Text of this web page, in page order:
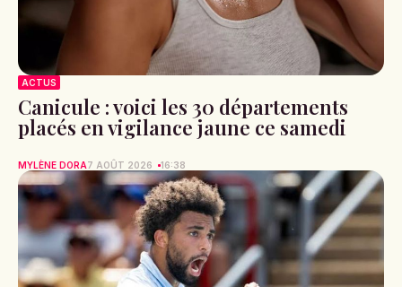
ACTUS
Canicule : voici les 30 départements
placés en vigilance jaune ce samedi
MYLÈNE DORA7 AOÛT 2026 16:38